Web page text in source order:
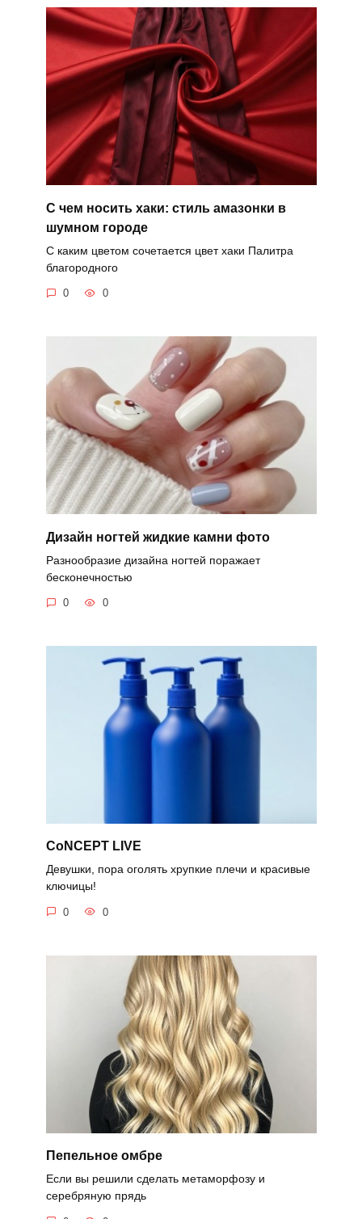
С чем носить хаки: стиль амазонки в
шумном городе
С каким цветом сочетается цвет хаки Палитра
благородного
0 0
Дизайн ногтей жидкие камни фото
Разнообразие дизайна ногтей поражает
бесконечностью
0 0
CoNCEPT LIVE
Девушки, пора оголять хрупкие плечи и красивые
ключицы!
0 0
Пепельное омбре
Если вы решили сделать метаморфозу и
серебряную прядь